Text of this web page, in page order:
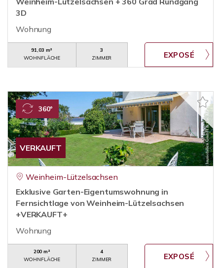
3D
Wohnung
91,03 m²
WOHNFLÄCHE
3
ZIMMER
VERKAUFT
360°
Weinheim-Lützelsachsen
Exklusive Garten-Eigentumswohnung in
Fernsichtlage von Weinheim-Lützelsachsen
+VERKAUFT+
Wohnung
200 m²
WOHNFLÄCHE
4
ZIMMER